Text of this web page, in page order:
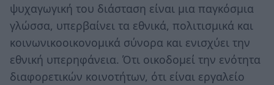
ψυχαγωγική του διάσταση είναι μια παγκόσμια
γλώσσα, υπερβαίνει τα εθνικά, πολιτισμικά και
κοινωνικοοικονομικά σύνορα και ενισχύει την
εθνική υπερηφάνεια. Ότι οικοδομεί την ενότητα
διαφορετικών κοινοτήτων, ότι είναι εργαλείο